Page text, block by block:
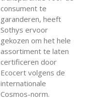
consument te
garanderen, heeft
Sothys ervoor
gekozen om het hele
assortiment te laten
certificeren door
Ecocert volgens de
internationale
Cosmos-norm.